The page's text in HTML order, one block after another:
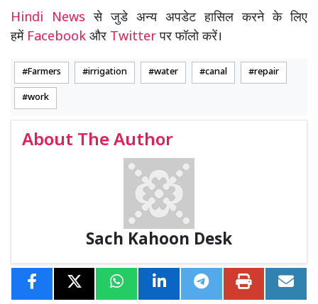
Hindi Newsसे जुडे अन्य अपडेट हासिल करने के लिए
हमें Facebook और Twitterपर फॉलो करें।
Farmers irrigation water canal repair
work
About The Author
Sach Kahoon Desk